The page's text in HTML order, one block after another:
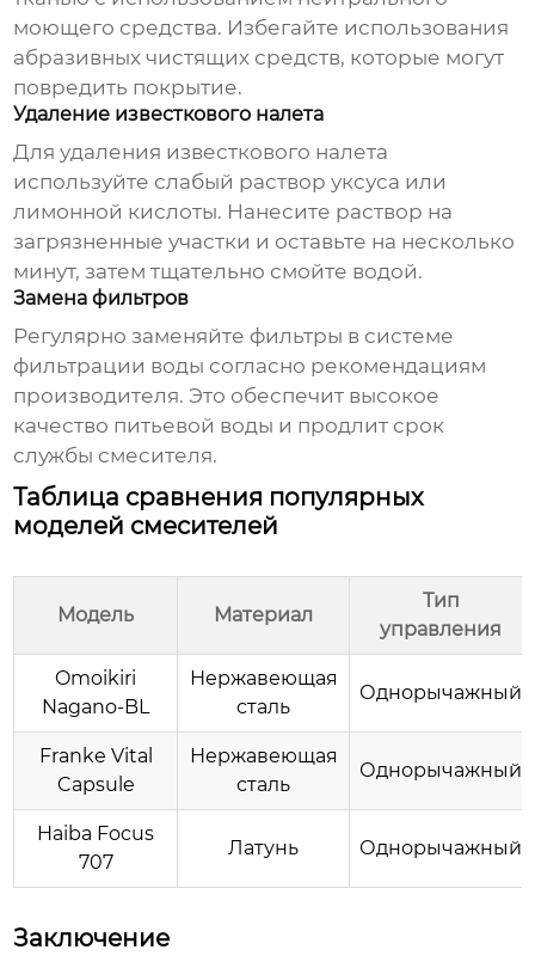
моющего средства. Избегайте использования
абразивных чистящих средств, которые могут
повредить покрытие.
Удаление известкового налета
Для удаления известкового налета
используйте слабый раствор уксуса или
лимонной кислоты. Нанесите раствор на
загрязненные участки и оставьте на несколько
минут, затем тщательно смойте водой.
Замена фильтров
Регулярно заменяйте фильтры в системе
фильтрации воды согласно рекомендациям
производителя. Это обеспечит высокое
качество питьевой воды и продлит срок
службы смесителя.
Таблица сравнения популярных
моделей смесителей
Модель Материал
Тип
управления
Omoikiri
Nagano-BL
Нержавеющая
сталь
Однорычажный
Franke Vital
Capsule
Нержавеющая
сталь
Однорычажный
Haiba Focus
707
Латунь Однорычажный
Заключение